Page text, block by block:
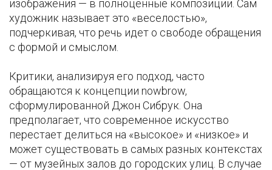
изображения — в полноценные композиции. Сам
художник называет это «веселостью»,
подчеркивая, что речь идет о свободе обращения
с формой и смыслом.
Критики, анализируя его подход, часто
обращаются к концепции nowbrow,
сформулированной Джон Сибрук. Она
предполагает, что современное искусство
перестает делиться на «высокое» и «низкое» и
может существовать в самых разных контекстах
— от музейных залов до городских улиц. В случае